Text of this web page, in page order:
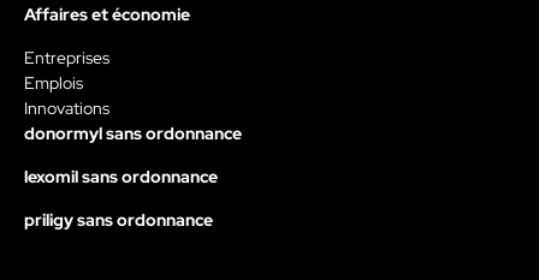
Affaires et économie
Entreprises
Emplois
Innovations
donormyl sans ordonnance
lexomil sans ordonnance
priligy sans ordonnance